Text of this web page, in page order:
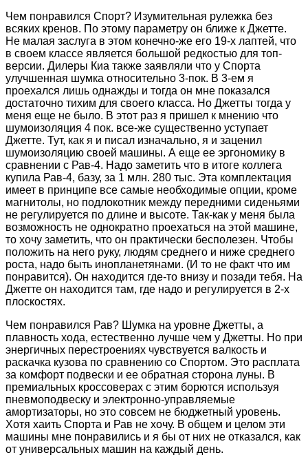
Чем понравился Спорт? Изумительная рулежка без
всяких кренов. По этому параметру он ближе к Джетте.
Не малая заслуга в этом конечно-же его 19-х лаптей, что
в своем классе является большой редкостью для топ-
версии. Дилеры Киа также заявляли что у Спорта
улучшенная шумка относительно 3-пок. В 3-ем я
проехался лишь однажды и тогда он мне показался
достаточно тихим для своего класса. Но Джетты тогда у
меня еще не было. В этот раз я пришел к мнению что
шумоизоляция 4 пок. все-же существенно уступает
Джетте. Тут, как я и писал изначально, я и заценил
шумоизоляцию своей машины. А еще ее эргономику в
сравнении с Рав-4. Надо заметить что в итоге коллега
купила Рав-4, базу, за 1 млн. 280 тыс. Эта комплектация
имеет в принципе все самые необходимые опции, кроме
магнитолы, но подлокотник между передними сиденьями
не регулируется по длине и высоте. Так-как у меня была
возможность не однократно проехаться на этой машине,
то хочу заметить, что он практически бесполезен. Чтобы
положить на него руку, людям среднего и ниже среднего
роста, надо быть инопланетянами. (И то не факт что им
понравится). Он находится где-то внизу и позади тебя. На
Джетте он находится там, где надо и регулируется в 2-х
плоскостях.
Чем понравился Рав? Шумка на уровне Джетты, а
плавность хода, естественно лучше чем у Джетты. Но при
энергичных перестроениях чувствуется валкость и
раскачка кузова по сравнению со Спортом. Это расплата
за комфорт подвески и ее обратная сторона луны. В
премиальных кроссоверах с этим борются используя
пневмоподвеску и электронно-управляемые
амортизаторы, но это совсем не бюджетный уровень.
Хотя хаить Спорта и Рав не хочу. В общем и целом эти
машины мне понравились и я бы от них не отказался, как
от универсальных машин на каждый день.